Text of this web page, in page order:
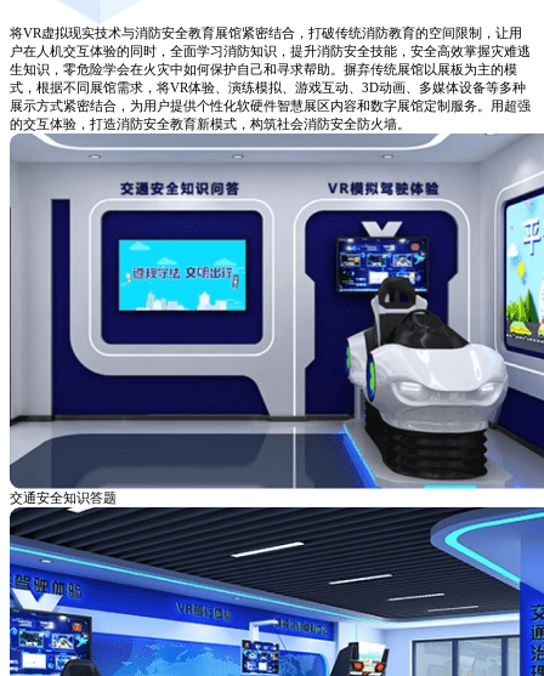
将VR虚拟现实技术与消防安全教育展馆紧密结合，打破传统消防教育的空间限制，让用
户在人机交互体验的同时，全面学习消防知识，提升消防安全技能，安全高效掌握灾难逃
生知识，零危险学会在火灾中如何保护自己和寻求帮助。摒弃传统展馆以展板为主的模
式，根据不同展馆需求，将VR体验、演练模拟、游戏互动、3D动画、多媒体设备等多种
展示方式紧密结合，为用户提供个性化软硬件智慧展区内容和数字展馆定制服务。用超强
的交互体验，打造消防安全教育新模式，构筑社会消防安全防火墙。
交通安全知识答题